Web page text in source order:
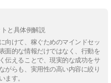
と具体例解説
向けて、稼ぐためのマインドセッ
面的な情報だけではなく、行動を
伝えることで、現実的な成功をサ
がらも、実用性の高い内容に絞り
ます。